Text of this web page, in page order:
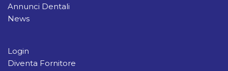
Annunci Dentali
News
Login
Diventa Fornitore